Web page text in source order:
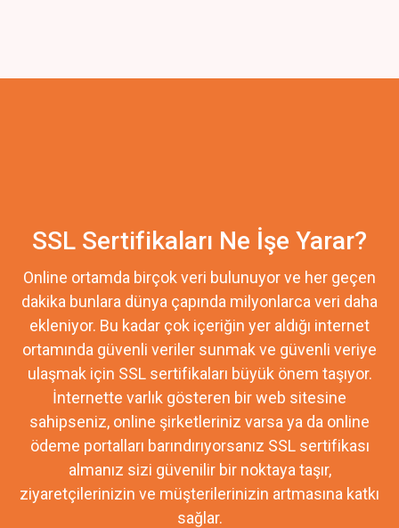
SSL Sertifikaları Ne İşe Yarar?
Online ortamda birçok veri bulunuyor ve her geçen
dakika bunlara dünya çapında milyonlarca veri daha
ekleniyor. Bu kadar çok içeriğin yer aldığı internet
ortamında güvenli veriler sunmak ve güvenli veriye
ulaşmak için SSL sertifikaları büyük önem taşıyor.
İnternette varlık gösteren bir web sitesine
sahipseniz, online şirketleriniz varsa ya da online
ödeme portalları barındırıyorsanız SSL sertifikası
almanız sizi güvenilir bir noktaya taşır,
ziyaretçilerinizin ve müşterilerinizin artmasına katkı
sağlar.